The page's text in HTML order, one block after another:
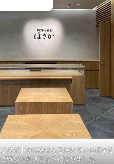
んが丁寧に栗せんを焼いている様子を
ご覧いただけるようになりました。